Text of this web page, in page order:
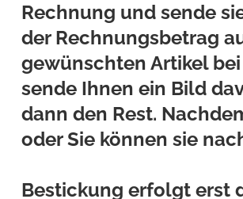
Rechnung und sende
der Rechnungsbetrag
gewünschten Artikel
sende Ihnen ein Bild
dann den Rest.
oder Sie können sie
Bestickung erfolgt erst